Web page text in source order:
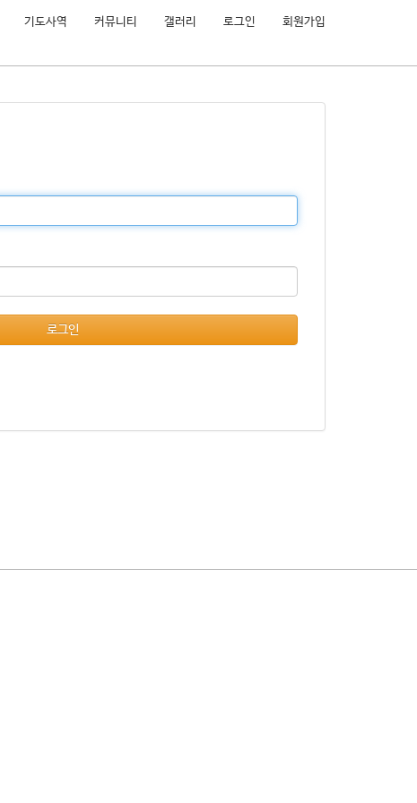
기도사역 커뮤니티 갤러리 로그인 회원가입
로그인